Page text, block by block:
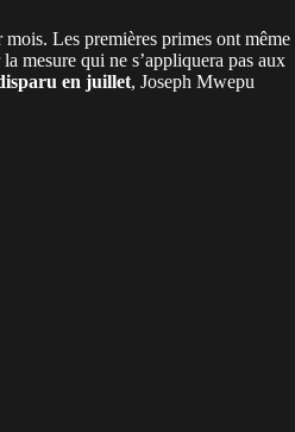
Les premières primes ont même
mesure qui ne s’appliquera pas aux
en juillet, Joseph Mwepu